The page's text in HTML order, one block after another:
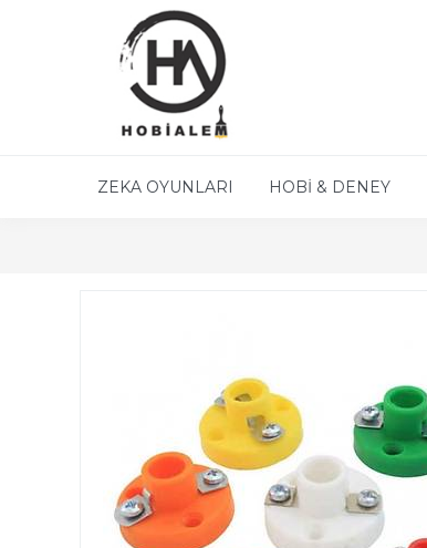
ZEKA OYUNLARI HOBİ & DENEY